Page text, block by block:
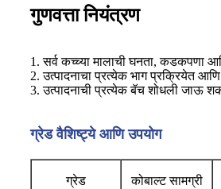
गुणवत्ता नियंत्रण
1. सर्व कच्च्या मालाची घनता, कडकपणा
2. उत्पादनाचा प्रत्येक भाग प्रक्रियेत
3. उत्पादनाची प्रत्येक बॅच शोधली जाऊ
ग्रेड वैशिष्ट्ये आणि उपयोग
ग्रेड कोबाल्ट सामग्री